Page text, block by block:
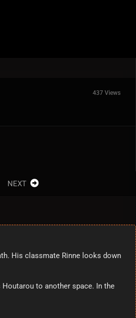
437 Views
NEXT
His classmate Rinne looks down
Houtarou to another space. In the